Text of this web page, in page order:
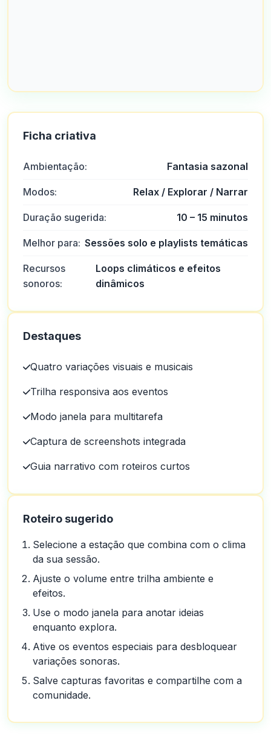
Ficha criativa
Ambientação: Fantasia sazonal
Modos: Relax / Explorar / Narrar
Duração sugerida: 10 – 15 minutos
Melhor para: Sessões solo e playlists temáticas
Recursos
sonoros:
Loops climáticos e efeitos
dinâmicos
Destaques
Quatro variações visuais e musicais
Trilha responsiva aos eventos
Modo janela para multitarefa
Captura de screenshots integrada
Guia narrativo com roteiros curtos
Roteiro sugerido
Selecione a estação que combina com o clima
da sua sessão.
Ajuste o volume entre trilha ambiente e
efeitos.
Use o modo janela para anotar ideias
enquanto explora.
Ative os eventos especiais para desbloquear
variações sonoras.
Salve capturas favoritas e compartilhe com a
comunidade.